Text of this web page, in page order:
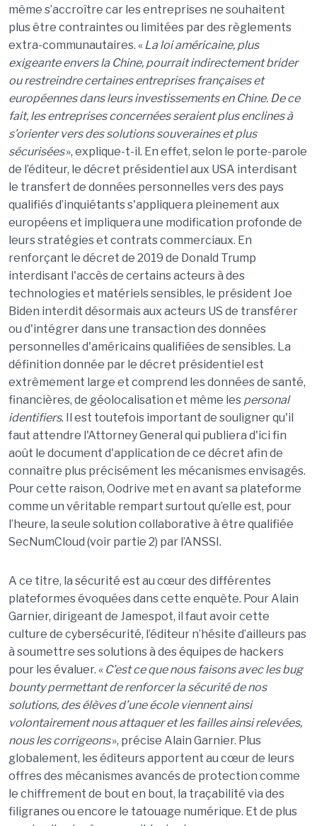
même s’accroître car les entreprises ne souhaitent
plus être contraintes ou limitées par des règlements
extra-communautaires. «La loi américaine, plus
exigeante envers la Chine, pourrait indirectement brider
ou restreindre certaines entreprises françaises et
européennes dans leurs investissements en Chine. De ce
fait, les entreprises concernées seraient plus enclines à
s’orienter vers des solutions souveraines et plus
sécurisées», explique-t-il. En effet, selon le porte-parole
de l’éditeur, le décret présidentiel aux USA interdisant
le transfert de données personnelles vers des pays
qualifiés d’inquiétants s'appliquera pleinement aux
européens et impliquera une modification profonde de
leurs stratégies et contrats commerciaux. En
renforçant le décret de 2019 de Donald Trump
interdisant l'accès de certains acteurs à des
technologies et matériels sensibles, le président Joe
Biden interdit désormais aux acteurs US de transférer
ou d'intégrer dans une transaction des données
personnelles d'américains qualifiées de sensibles. La
définition donnée par le décret présidentiel est
extrêmement large et comprend les données de santé,
financières, de géolocalisation et même les personal
identifiers. Il est toutefois important de souligner qu'il
faut attendre l'Attorney General qui publiera d'ici fin
août le document d'application de ce décret afin de
connaître plus précisément les mécanismes envisagés.
Pour cette raison, Oodrive met en avant sa plateforme
comme un véritable rempart surtout qu’elle est, pour
l’heure, la seule solution collaborative à être qualifiée
SecNumCloud (voir partie 2) par l’ANSSI.
A ce titre, la sécurité est au cœur des différentes
plateformes évoquées dans cette enquête. Pour Alain
Garnier, dirigeant de Jamespot, il faut avoir cette
culture de cybersécurité, l’éditeur n’hésite d’ailleurs pas
à soumettre ses solutions à des équipes de hackers
pour les évaluer. « C’est ce que nous faisons avec les bug
bounty permettant de renforcer la sécurité de nos
solutions, des élèves d’une école viennent ainsi
volontairement nous attaquer et les failles ainsi relevées,
nous les corrigeons», précise Alain Garnier. Plus
globalement, les éditeurs apportent au cœur de leurs
offres des mécanismes avancés de protection comme
le chiffrement de bout en bout, la traçabilité via des
filigranes ou encore le tatouage numérique. Et de plus